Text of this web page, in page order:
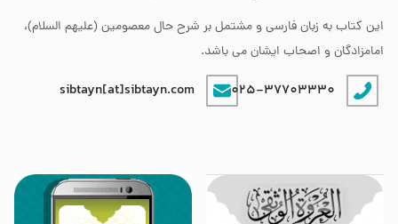
این کتاب به زبان فارسی و مشتمل بر شرح حال معصومین (علیهم السلام)،
امامزادگان و اصحاب ایشان می باشد.
025-37703330
sibtayn[at]sibtayn.com